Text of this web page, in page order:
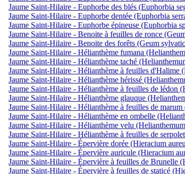
Jaume Saint-Hilaire - Euphorbe des blés (Euphorbia
Jaume Saint-Hilaire - Euphorbe dentée (Euphorbia
Jaume Saint-Hilaire - Euphorbe épineuse (Euphorbia
Jaume Saint-Hilaire - Benoite à feuilles de ronce
Jaume Saint-Hilaire - Benoite des forêts (Geum
Jaume Saint-Hilaire - Hélianthème fumana
Jaume Saint-Hilaire - Hélianthème taché
Jaume Saint-Hilaire - Hélianthème à feuilles
Jaume Saint-Hilaire - Hélianthème hérissé
Jaume Saint-Hilaire - Hélianthème à feuilles de lédon
Jaume Saint-Hilaire - Hélianthème glauque
Jaume Saint-Hilaire - Hélianthème à feuilles de
Jaume Saint-Hilaire - Hélianthème en ombelle
Jaume Saint-Hilaire - Hélianthème velu
Jaume Saint-Hilaire - Hélianthème à feuilles de
Jaume Saint-Hilaire - Épervière dorée (Hieracium
Jaume Saint-Hilaire - Épervière auricule (Hieracium
Jaume Saint-Hilaire - Épervière à feuilles de Brunelle
Jaume Saint-Hilaire - Épervière à feuilles de staticé